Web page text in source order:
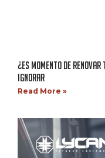
¿ES MOMENTO DE
IGNORAR
Read More »